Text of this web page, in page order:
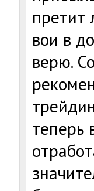
претит
вои в
верю.
теперь